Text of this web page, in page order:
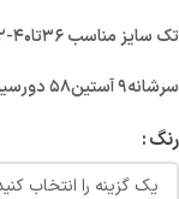
تک سایز مناسب ۳۶تا۴۰-۴۲
سرشانه۹ آستین۵۸ دورسینه۹۰ تا۱۲۰ دوربازو۳۰تا۴۰
رنگ